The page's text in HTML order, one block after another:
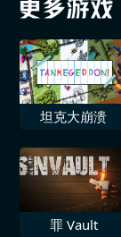
坦克大崩溃
罪 Vault